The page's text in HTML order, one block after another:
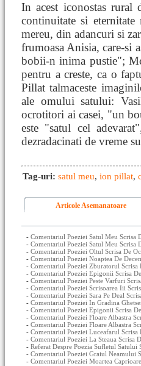
In acest iconostas
continuitate si
mereu, din adancuri si
frumoasa Anisia, care-si
bobii-n inima pustie";
pentru a creste, ca o
Pillat talmaceste
ale omului satului:
ocrotitori ai casei, "un
este "satul cel
dezradacinati de vreme
Tag-uri: satul meu, ion pillat,
Articole Asemanatoare
- Comentariul Poeziei Satul Meu Scrisa
- Comentariul Poeziei Satul Meu Scrisa
- Comentariul Poeziei Oltul Scrisa De
- Comentariul Poeziei Noaptea De
- Comentariul Poeziei Zburatorul Scrisa
- Comentariul Poeziei Epigonii Scrisa
- Comentariul Poeziei Peste Varfuri
- Comentariul Poeziei Scrisoarea Iii
- Comentariul Poeziei Sara Pe Deal
- Comentariul Poeziei In Gradina
- Comentariul Poeziei Epigonii Scrisa
- Comentariul Poeziei Floare Albastra
- Comentariul Poeziei Floare Albastra
- Comentariul Poeziei Luceafarul
- Comentariul Poeziei La Steaua Scrisa
- Referat Despre Poezia Sufletul Satului
- Comentariul Poeziei Graiul Neamului
- Comentariul Poeziei Moartea